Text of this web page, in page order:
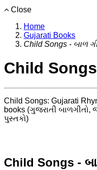
Close
Home
Gujarati Books
Child Songs - બાળ
Child
Child Songs: Gujarati
books (ગુજરાતી બાળગીતો,
પુસ્તકો)
Child Songs -